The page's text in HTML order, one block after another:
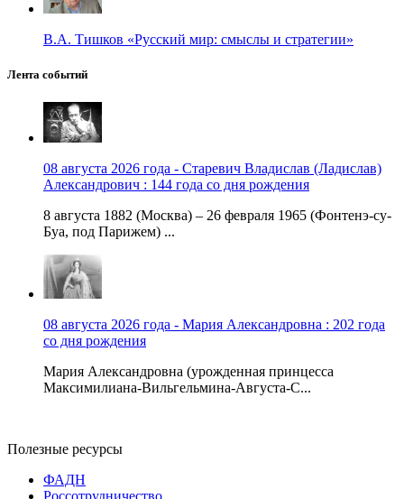
В.А. Тишков «Русский мир: смыслы и стратегии»
Лента событий
08 августа 2026 года - Старевич Владислав (Ладислав)
Александрович : 144 года со дня рождения
8 августа 1882 (Москва) – 26 февраля 1965 (Фонтенэ-су-
Буа, под Парижем) ...
08 августа 2026 года - Мария Александровна : 202 года
со дня рождения
Мария Александровна (урожденная принцесса
Максимилиана-Вильгельмина-Августа-С...
Полезные ресурсы
ФАДН
Россотрудничество